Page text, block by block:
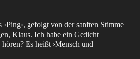
›Ping‹, gefolgt von der sanften Stimme
Klaus. Ich habe ein Gedicht
Es heißt ›Mensch und